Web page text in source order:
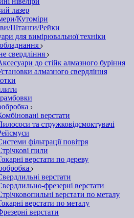
лазер
Кутоміри
Штанги/Рейки
для вимірювальної техніки
свердління
до стійк алмазного буріння
алмазного свердління
верстати
та стружковідсмоктувачі
фільтрації повітря
пили
верстати по дереву
верстати
фрезерні верстати
верстати по металу
верстати по металу
верстати